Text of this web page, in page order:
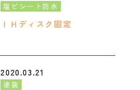
塩ビシート防水
ＩＨディスク固定
2020.03.21
塗装